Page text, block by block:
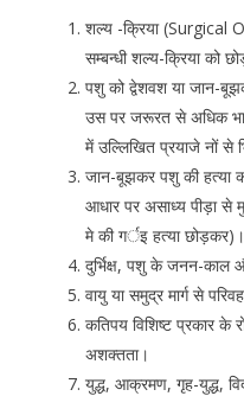
शल्य -क्रिया (Surgical
सम्बन्धी शल्य-क्रिया को
पशु को द्वेशवश या जान-
उस पर जरूरत से अधिक भार
में उल्लिखित प्रयाजे नों से
जान-बूझकर पशु की हत्या
आधार पर असाध्य पीड़ा से
मे की गर्इ हत्या छोड़कर)।
दुर्भिक्ष, पशु के जनन-काल
वायु या समुद्र मार्ग से
कतिपय विशिष्ट प्रकार के
अशक्तता।
युद्ध, आक्रमण, गृह-युद्ध,